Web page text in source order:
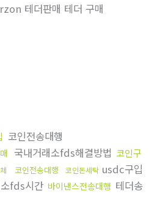
테더판매 테더 구매
코인전송대행
국내거래소fds해결방법 코인구
코인전송대행 코인돈세탁 usdc구입
fds시간 바이낸스전송대행 테더송